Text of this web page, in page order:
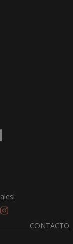
CONTACTO